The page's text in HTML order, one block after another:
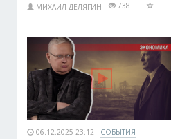
МИХАИЛ ДЕЛЯГИН 738
06.12.2025 23:12 СОБЫТИЯ